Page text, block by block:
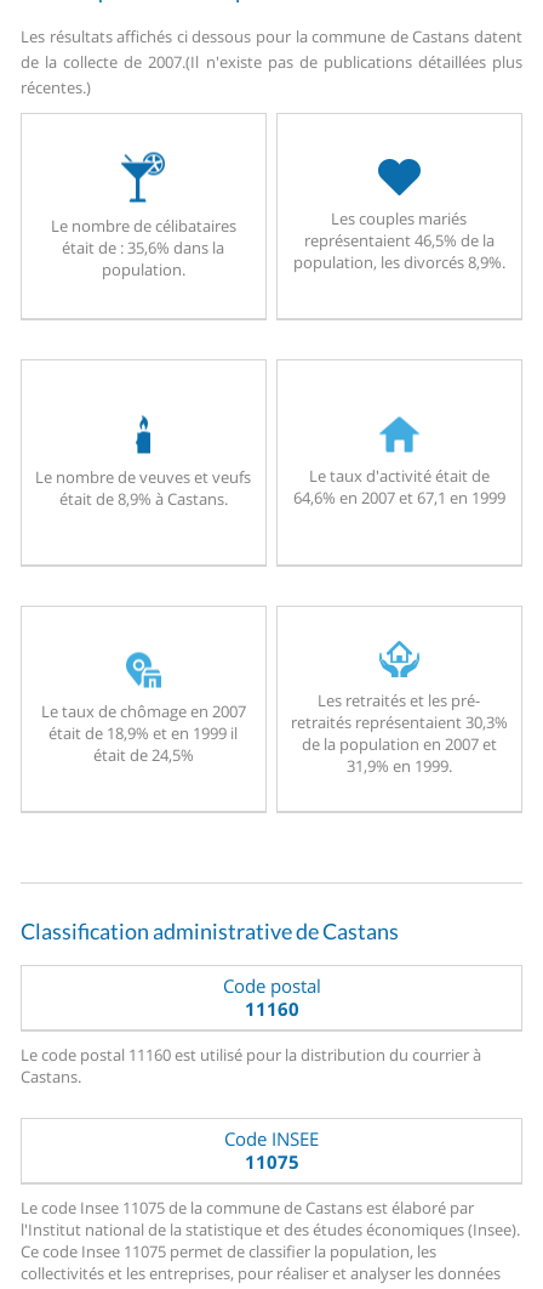
Les résultats affichés ci dessous pour la commune de Castans datent
de la collecte de 2007.(Il n'existe pas de publications détaillées plus
récentes.)
Le nombre de célibataires
était de : 35,6% dans la
population.
Les couples mariés
représentaient 46,5% de la
population, les divorcés 8,9%.
Le nombre de veuves et veufs
était de 8,9% à Castans.
Le taux d'activité était de
64,6% en 2007 et 67,1 en 1999
Le taux de chômage en 2007
était de 18,9% et en 1999 il
était de 24,5%
Les retraités et les pré-
retraités représentaient 30,3%
de la population en 2007 et
31,9% en 1999.
Classification administrative de Castans
Code postal
11160
Le code postal 11160 est utilisé pour la distribution du courrier à
Castans.
Code INSEE
11075
Le code Insee 11075 de la commune de Castans est élaboré par
l'Institut national de la statistique et des études économiques (Insee).
Ce code Insee 11075 permet de classifier la population, les
collectivités et les entreprises, pour réaliser et analyser les données